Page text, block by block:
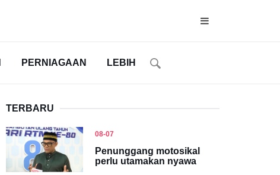
PERNIAGAAN LEBIH
TERBARU
08-07
Penunggang motosikal
perlu utamakan nyawa